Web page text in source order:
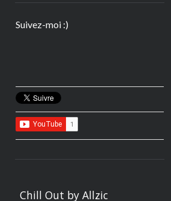
Suivez-moi :)